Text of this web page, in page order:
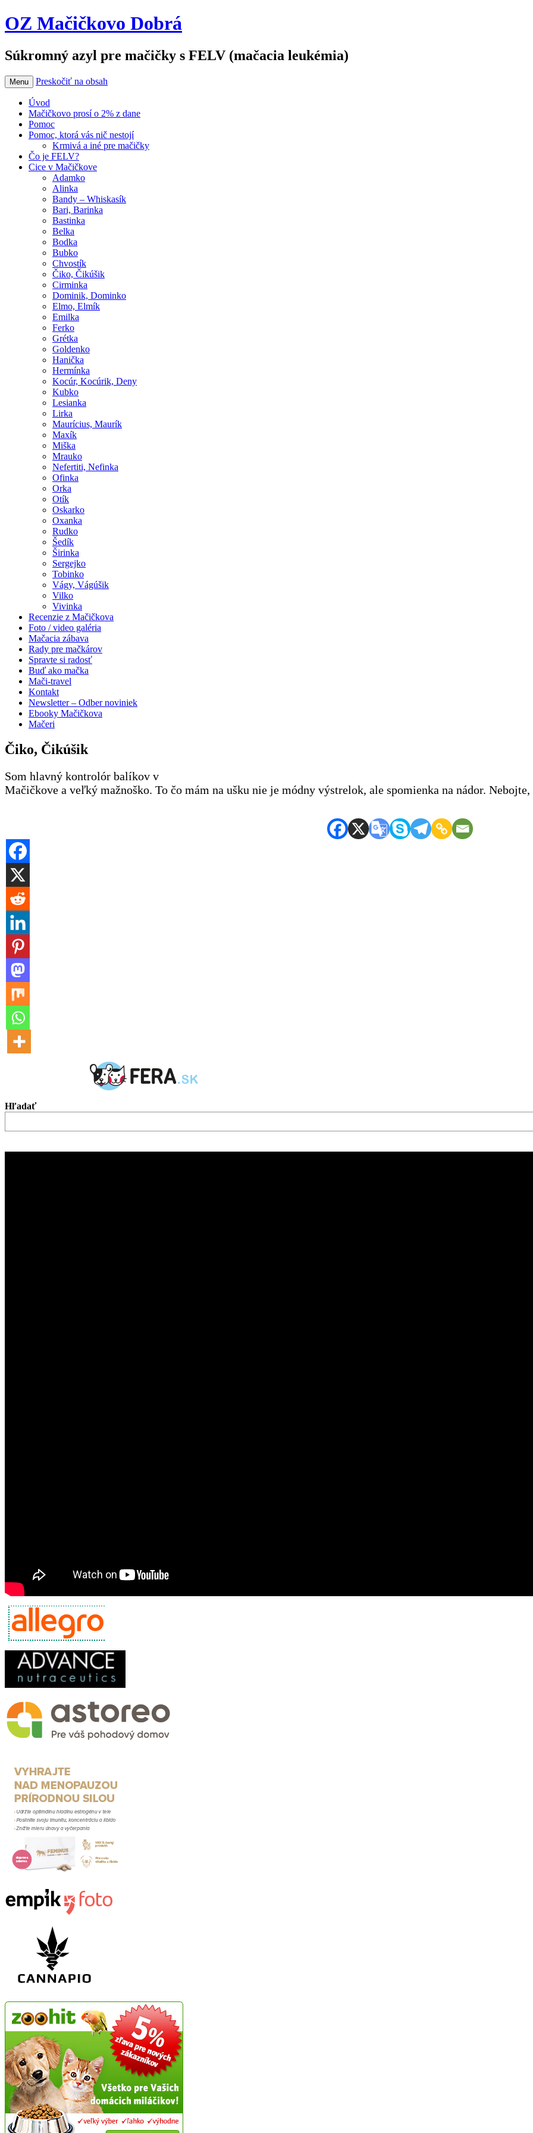
OZ Mačičkovo Dobrá
Súkromný azyl pre mačičky s FELV (mačacia leukémia)
Menu Preskočiť na obsah
Úvod
Mačičkovo prosí o 2% z dane
Pomoc
Pomoc, ktorá vás nič nestojí
Krmivá a iné pre mačičky
Čo je FELV?
Cice v Mačičkove
Adamko
Alinka
Bandy – Whiskasík
Bari, Barinka
Bastinka
Belka
Bodka
Bubko
Chvostík
Čiko, Čikúšik
Cirminka
Dominik, Dominko
Elmo, Elmík
Emilka
Ferko
Grétka
Goldenko
Hanička
Hermínka
Kocúr, Kocúrik, Deny
Kubko
Lesianka
Lirka
Maurícius, Maurík
Maxík
Miška
Mrauko
Nefertiti, Nefinka
Ofinka
Orka
Otík
Oskarko
Oxanka
Rudko
Šedík
Širinka
Sergejko
Tobinko
Vágy, Vágúšik
Vilko
Vivinka
Recenzie z Mačičkova
Foto / video galéria
Mačacia zábava
Rady pre mačkárov
Spravte si radosť
Buď ako mačka
Mači-travel
Kontakt
Newsletter – Odber noviniek
Ebooky Mačičkova
Mačeri
Čiko, Čikúšik
Som hlavný kontrolór balíkov v
Mačičkove a veľký mažnoško. To čo mám na ušku nie je módny výstrelok, ale spomienka na nádor.
Hľadať